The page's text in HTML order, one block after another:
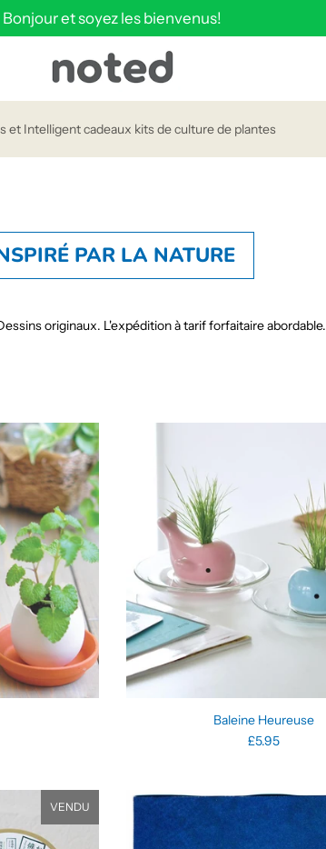
Bonjour et soyez les bienvenus!
et Intelligent cadeaux kits de culture de plantes
PAR LA NATURE
originaux. L'expédition à tarif forfaitaire abordable.
Baleine Heureuse
£5.95
VENDU